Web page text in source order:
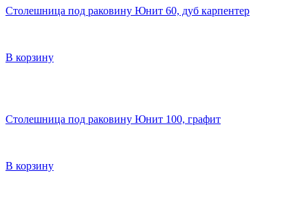
Столешница под раковину Юнит 60, дуб карпентер
В корзину
Столешница под раковину Юнит 100, графит
В корзину